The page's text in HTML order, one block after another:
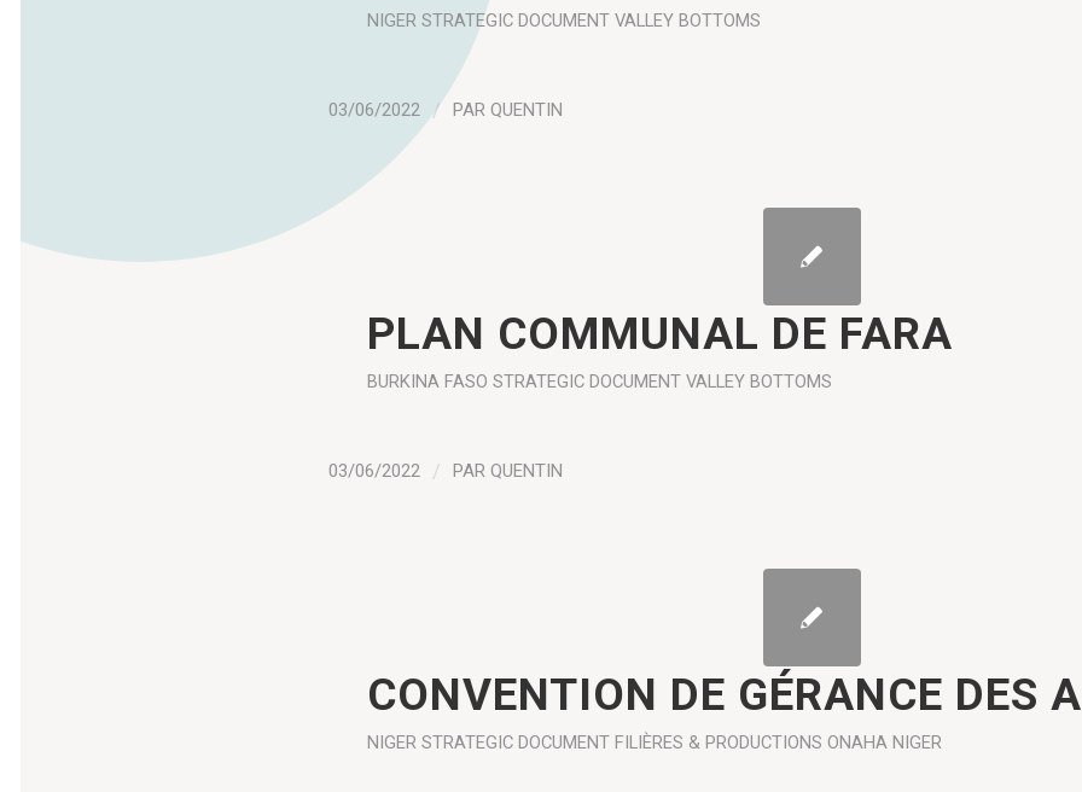
NIGER STRATEGIC DOCUMENT VALLEY BOTTOMS
03/06/2022 / PAR QUENTIN
PLAN COMMUNAL DE FARA
BURKINA FASO STRATEGIC DOCUMENT VALLEY BOTTOMS
03/06/2022 / PAR QUENTIN
CONVENTION DE GÉRANCE DES
NIGER STRATEGIC DOCUMENT FILIÈRES & PRODUCTIONS ONAHA NIGER